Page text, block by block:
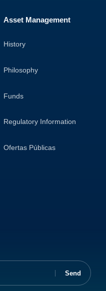
Asset Management
History
Philosophy
Funds
Regulatory Information
Ofertas Públicas